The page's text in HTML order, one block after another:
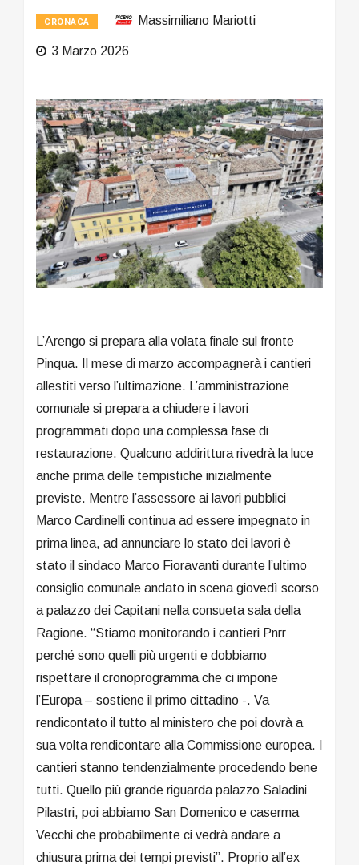
CRONACA Massimiliano Mariotti
3 Marzo 2026
L’Arengo si prepara alla volata finale sul fronte
Pinqua. Il mese di marzo accompagnerà i cantieri
allestiti verso l’ultimazione. L’amministrazione
comunale si prepara a chiudere i lavori
programmati dopo una complessa fase di
restaurazione. Qualcuno addirittura rivedrà la luce
anche prima delle tempistiche inizialmente
previste. Mentre l’assessore ai lavori pubblici
Marco Cardinelli continua ad essere impegnato in
prima linea, ad annunciare lo stato dei lavori è
stato il sindaco Marco Fioravanti durante l’ultimo
consiglio comunale andato in scena giovedì scorso
a palazzo dei Capitani nella consueta sala della
Ragione. “Stiamo monitorando i cantieri Pnrr
perché sono quelli più urgenti e dobbiamo
rispettare il cronoprogramma che ci impone
l’Europa – sostiene il primo cittadino -. Va
rendicontato il tutto al ministero che poi dovrà a
sua volta rendicontare alla Commissione europea. I
cantieri stanno tendenzialmente procedendo bene
tutti. Quello più grande riguarda palazzo Saladini
Pilastri, poi abbiamo San Domenico e caserma
Vecchi che probabilmente ci vedrà andare a
chiusura prima dei tempi previsti”. Proprio all’ex